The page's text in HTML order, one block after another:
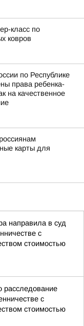
класс по
ковров
по Республике
права ребенка-
на качественное
карты для
направила в суд
с
стоимостью
расследование
с
стоимостью